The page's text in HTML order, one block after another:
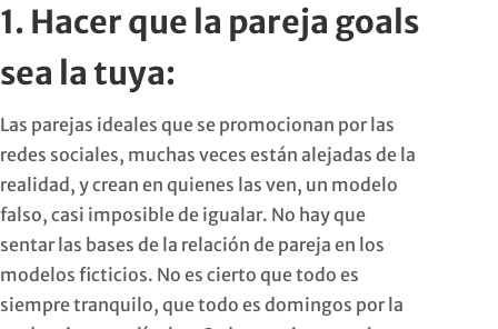
1. Hacer que la pareja goals
sea la tuya:
Las parejas ideales que se promocionan por las
redes sociales, muchas veces están alejadas de la
realidad, y crean en quienes las ven, un modelo
falso, casi imposible de igualar. No hay que
sentar las bases de la relación de pareja en los
modelos ficticios. No es cierto que todo es
siempre tranquilo, que todo es domingos por la